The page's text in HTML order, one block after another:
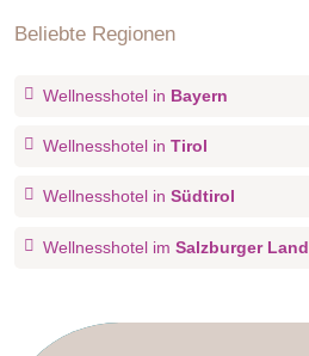
Beliebte Regionen
Wellnesshotel in Bayern
Wellnesshotel in Tirol
Wellnesshotel in Südtirol
Wellnesshotel im Salzburger Land